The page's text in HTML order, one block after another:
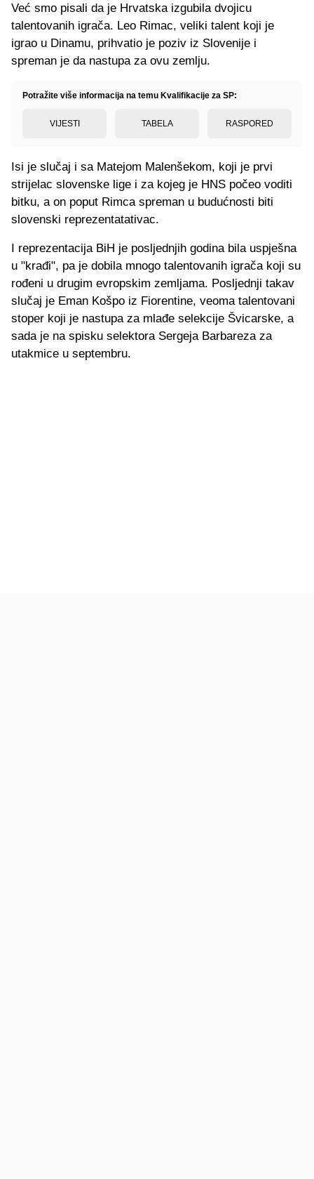
Već smo pisali da je Hrvatska izgubila dvojicu
talentovanih igrača. Leo Rimac, veliki talent koji je
igrao u Dinamu, prihvatio je poziv iz Slovenije i
spreman je da nastupa za ovu zemlju.
Potražite više informacija na temu Kvalifikacije za SP:
VIJESTI TABELA RASPORED
Isi je slučaj i sa Matejom Malenšekom, koji je prvi
strijelac slovenske lige i za kojeg je HNS počeo voditi
bitku, a on poput Rimca spreman u budućnosti biti
slovenski reprezentatativac.
I reprezentacija BiH je posljednjih godina bila uspješna
u "krađi", pa je dobila mnogo talentovanih igrača koji su
rođeni u drugim evropskim zemljama. Posljednji takav
slučaj je Eman Košpo iz Fiorentine, veoma talentovani
stoper koji je nastupa za mlađe selekcije Švicarske, a
sada je na spisku selektora Sergeja Barbareza za
utakmice u septembru.